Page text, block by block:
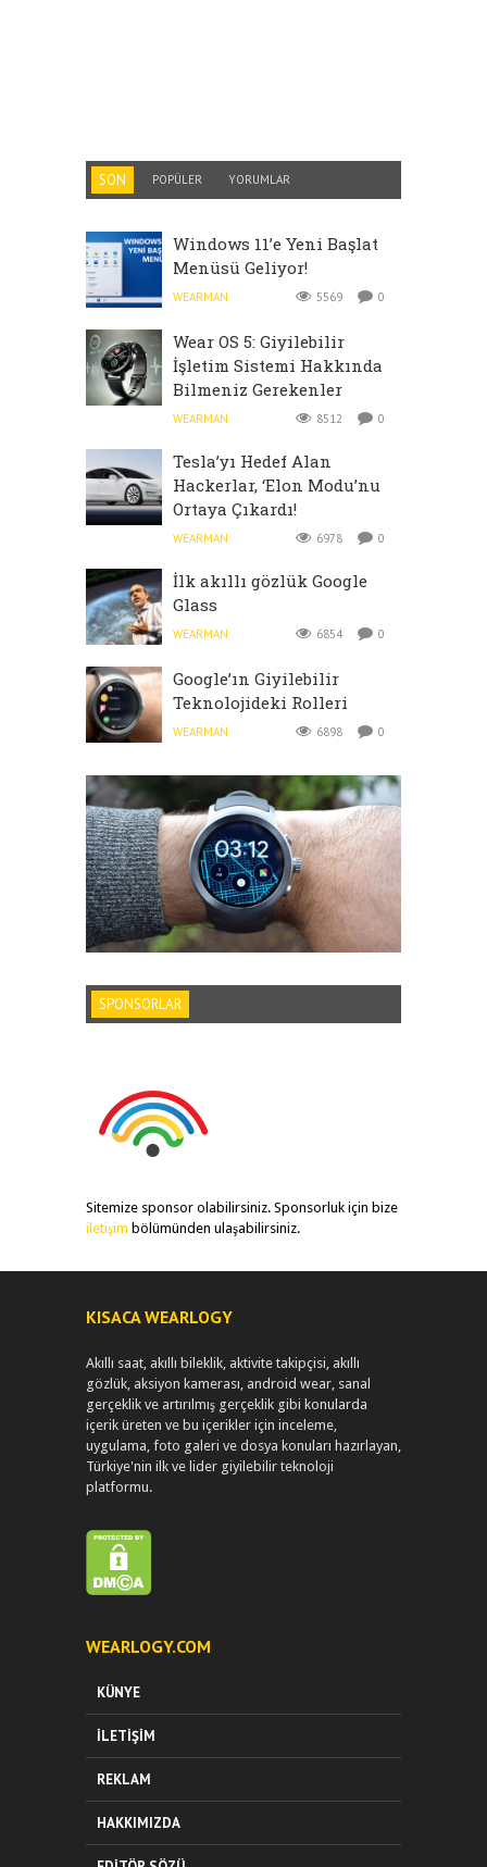
SON POPÜLER YORUMLAR
Windows 11’e Yeni Başlat
Menüsü Geliyor!
WEARMAN 5569 0
Wear OS 5: Giyilebilir
İşletim Sistemi Hakkında
Bilmeniz Gerekenler
WEARMAN 8512 0
Tesla’yı Hedef Alan
Hackerlar, ‘Elon Modu’nu
Ortaya Çıkardı!
WEARMAN 6978 0
İlk akıllı gözlük Google
Glass
WEARMAN 6854 0
Google’ın Giyilebilir
Teknolojideki Rolleri
WEARMAN 6898 0
SPONSORLAR
Sitemize sponsor olabilirsiniz. Sponsorluk için bize
iletişim bölümünden ulaşabilirsiniz.
KISACA WEARLOGY
Akıllı saat, akıllı bileklik, aktivite takipçisi, akıllı
gözlük, aksiyon kamerası, android wear, sanal
gerçeklik ve artırılmış gerçeklik gibi konularda
içerik üreten ve bu içerikler için inceleme,
uygulama, foto galeri ve dosya konuları hazırlayan,
Türkiye'nin ilk ve lider giyilebilir teknoloji
platformu.
WEARLOGY.COM
KÜNYE
İLETIŞIM
REKLAM
HAKKIMIZDA